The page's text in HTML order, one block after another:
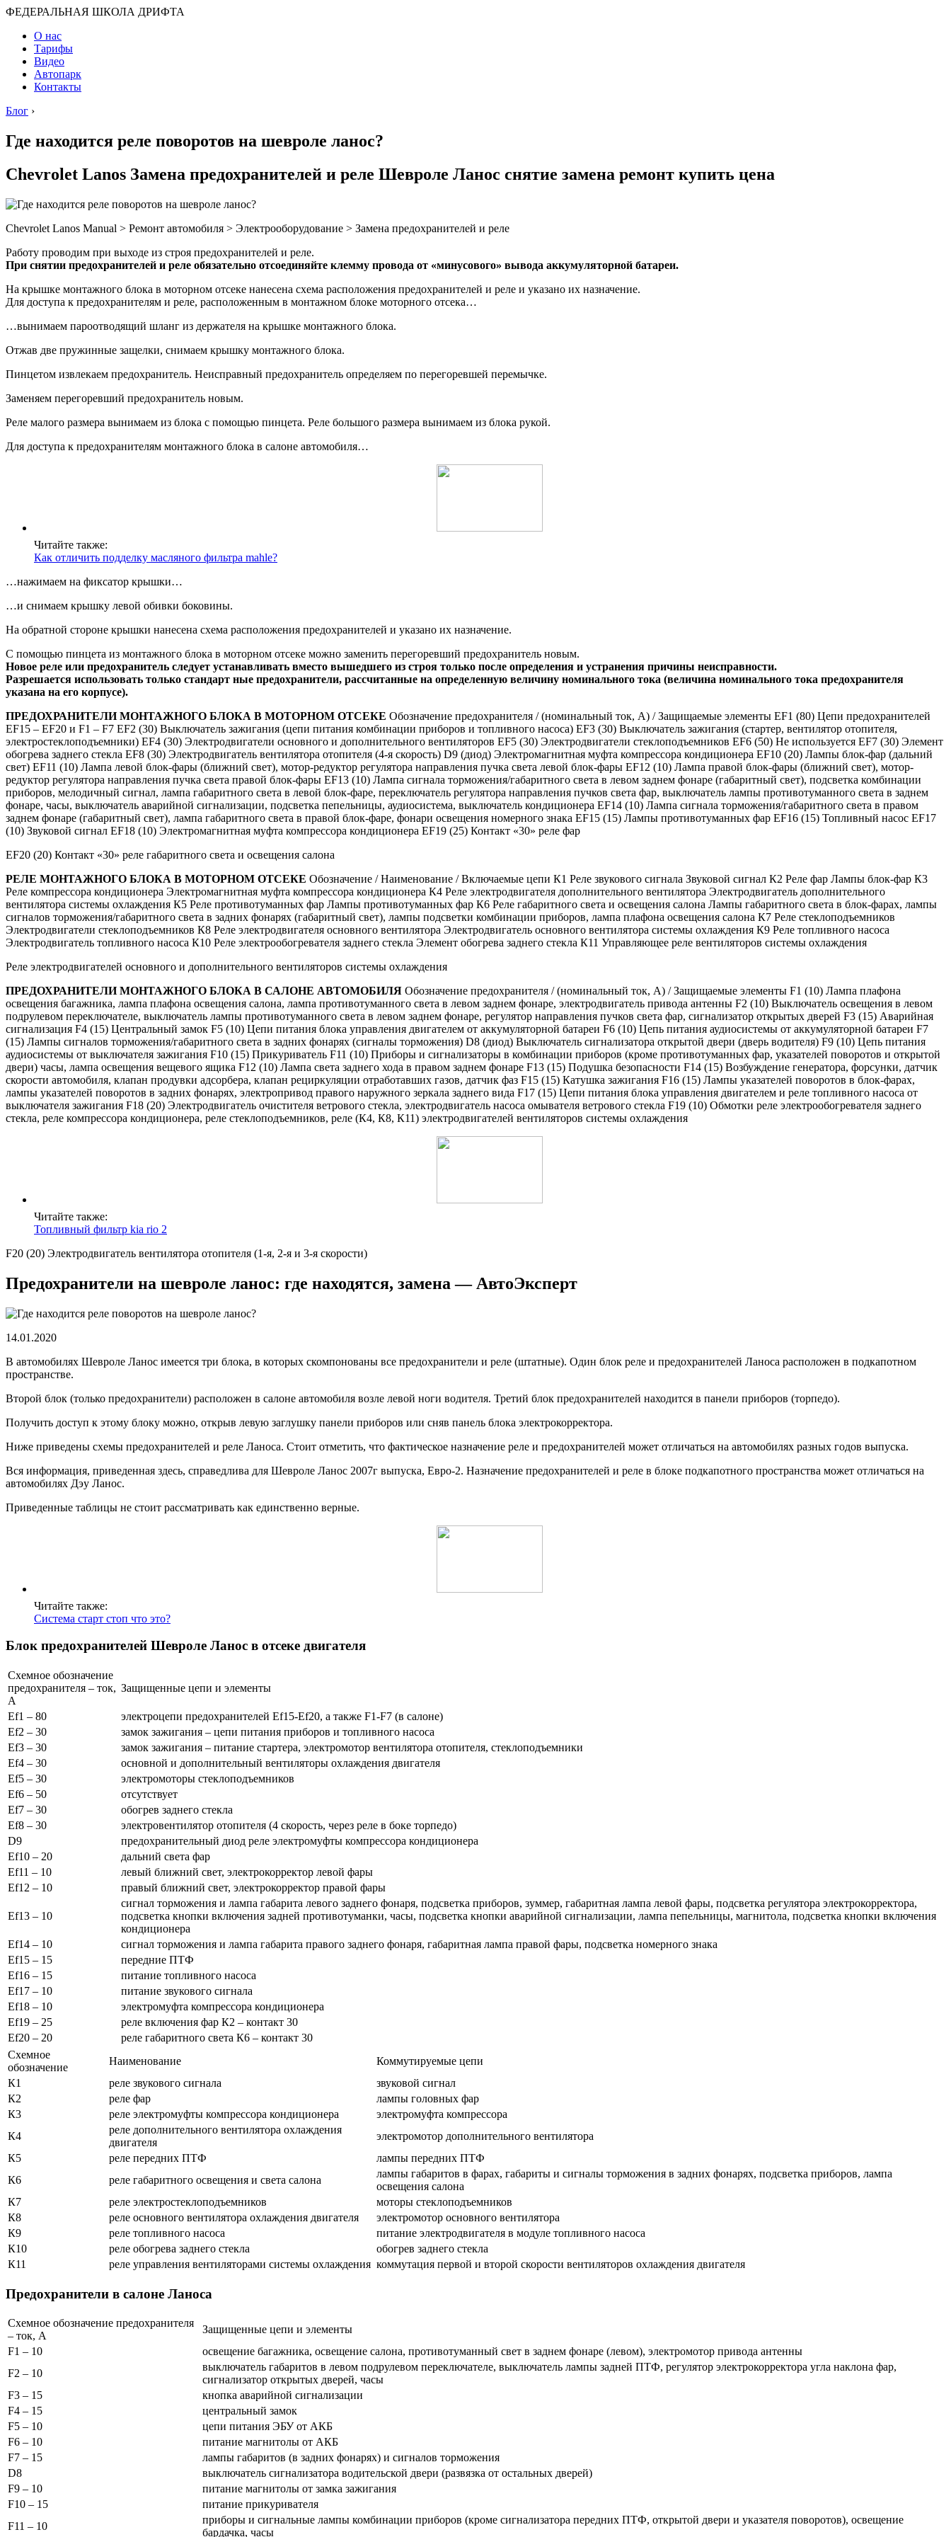
ФЕДЕРАЛЬНАЯ ШКОЛА ДРИФТА
О нас
Тарифы
Видео
Автопарк
Контакты
Блог ›
Где находится реле поворотов на шевроле ланос?
Chevrolet Lanos Замена предохранителей и реле Шевроле Ланос снятие замена ремонт купить цена
Chevrolet Lanos Manual > Ремонт автомобиля > Электрооборудование > Замена предохранителей и реле
Работу проводим при выходе из строя предохранителей и реле.
При снятии предохранителей и реле обязательно отсоединяйте клемму провода от «минусового» вывода аккумуляторной батареи.
На крышке монтажного блока в моторном отсеке нанесена схема расположения предохранителей и реле и указано их назначение.
Для доступа к предохранителям и реле, расположенным в монтажном блоке моторного отсека…
…вынимаем пароотводящий шланг из держателя на крышке монтажного блока.
Отжав две пружинные защелки, снимаем крышку монтажного блока.
Пинцетом извлекаем предохранитель. Неисправный предохранитель определяем по перегоревшей перемычке.
Заменяем перегоревший предохранитель новым.
Реле малого размера вынимаем из блока с помощью пинцета. Реле большого размера вынимаем из блока рукой.
Для доступа к предохранителям монтажного блока в салоне автомобиля…
Читайте также:
Как отличить подделку масляного фильтра mahle?
…нажимаем на фиксатор крышки…
…и снимаем крышку левой обивки боковины.
На обратной стороне крышки нанесена схема расположения предохранителей и указано их назначение.
С помощью пинцета из монтажного блока в моторном отсеке можно заменить перегоревший предохранитель новым.
Новое реле или предохранитель следует устанавливать вместо вышедшего из строя только после определения и устранения причины неисправности.
Разрешается использовать только стандарт ные предохранители, рассчитанные на определенную величину номинального тока (величина номинального тока предохранителя
указана на его корпусе).
ПРЕДОХРАНИТЕЛИ МОНТАЖНОГО БЛОКА В МОТОРНОМ ОТСЕКЕ Обозначение предохранителя / (номинальный ток, А) / Защищаемые элементы EF1 (80) Цепи предохранителей
EF15 – EF20 и F1 – F7 EF2 (30) Выключатель зажигания (цепи питания комбинации приборов и топливного насоса) EF3 (30) Выключатель зажигания (стартер, вентилятор отопителя,
электростеклоподъемники) EF4 (30) Электродвигатели основного и дополнительного вентиляторов EF5 (30) Электродвигатели стеклоподъемников EF6 (50) Не используется EF7 (30) Элемент
обогрева заднего стекла EF8 (30) Электродвигатель вентилятора отопителя (4-я скорость) D9 (диод) Электромагнитная муфта компрессора кондиционера EF10 (20) Лампы блок-фар (дальний
свет) EF11 (10) Лампа левой блок-фары (ближний свет), мотор-редуктор регулятора направления пучка света левой блок-фары EF12 (10) Лампа правой блок-фары (ближний свет), мотор-
редуктор регулятора направления пучка света правой блок-фары EF13 (10) Лампа сигнала торможения/габаритного света в левом заднем фонаре (габаритный свет), подсветка комбинации
приборов, мелодичный сигнал, лампа габаритного света в левой блок-фаре, переключатель регулятора направления пучков света фар, выключатель лампы противотуманного света в заднем
фонаре, часы, выключатель аварийной сигнализации, подсветка пепельницы, аудиосистема, выключатель кондиционера EF14 (10) Лампа сигнала торможения/габаритного света в правом
заднем фонаре (габаритный свет), лампа габаритного света в правой блок-фаре, фонари освещения номерного знака EF15 (15) Лампы противотуманных фар EF16 (15) Топливный насос EF17
(10) Звуковой сигнал EF18 (10) Электромагнитная муфта компрессора кондиционера EF19 (25) Контакт «30» реле фар
EF20 (20) Контакт «30» реле габаритного света и освещения салона
РЕЛЕ МОНТАЖНОГО БЛОКА В МОТОРНОМ ОТСЕКЕ Обозначение / Наименование / Включаемые цепи К1 Реле звукового сигнала Звуковой сигнал К2 Реле фар Лампы блок-фар К3
Реле компрессора кондиционера Электромагнитная муфта компрессора кондиционера К4 Реле электродвигателя дополнительного вентилятора Электродвигатель дополнительного
вентилятора системы охлаждения К5 Реле противотуманных фар Лампы противотуманных фар К6 Реле габаритного света и освещения салона Лампы габаритного света в блок-фарах, лампы
сигналов торможения/габаритного света в задних фонарях (габаритный свет), лампы подсветки комбинации приборов, лампа плафона освещения салона К7 Реле стеклоподъемников
Электродвигатели стеклоподъемников К8 Реле электродвигателя основного вентилятора Электродвигатель основного вентилятора системы охлаждения К9 Реле топливного насоса
Электродвигатель топливного насоса К10 Реле электрообогревателя заднего стекла Элемент обогрева заднего стекла К11 Управляющее реле вентиляторов системы охлаждения
Реле электродвигателей основного и дополнительного вентиляторов системы охлаждения
ПРЕДОХРАНИТЕЛИ МОНТАЖНОГО БЛОКА В САЛОНЕ АВТОМОБИЛЯ Обозначение предохранителя / (номинальный ток, А) / Защищаемые элементы F1 (10) Лампа плафона
освещения багажника, лампа плафона освещения салона, лампа противотуманного света в левом заднем фонаре, электродвигатель привода антенны F2 (10) Выключатель освещения в левом
подрулевом переключателе, выключатель лампы противотуманного света в левом заднем фонаре, регулятор направления пучков света фар, сигнализатор открытых дверей F3 (15) Аварийная
сигнализация F4 (15) Центральный замок F5 (10) Цепи питания блока управления двигателем от аккумуляторной батареи F6 (10) Цепь питания аудиосистемы от аккумуляторной батареи F7
(15) Лампы сигналов торможения/габаритного света в задних фонарях (сигналы торможения) D8 (диод) Выключатель сигнализатора открытой двери (дверь водителя) F9 (10) Цепь питания
аудиосистемы от выключателя зажигания F10 (15) Прикуриватель F11 (10) Приборы и сигнализаторы в комбинации приборов (кроме противотуманных фар, указателей поворотов и открытой
двери) часы, лампа освещения вещевого ящика F12 (10) Лампа света заднего хода в правом заднем фонаре F13 (15) Подушка безопасности F14 (15) Возбуждение генератора, форсунки, датчик
скорости автомобиля, клапан продувки адсорбера, клапан рециркуляции отработавших газов, датчик фаз F15 (15) Катушка зажигания F16 (15) Лампы указателей поворотов в блок-фарах,
лампы указателей поворотов в задних фонарях, электропривод правого наружного зеркала заднего вида F17 (15) Цепи питания блока управления двигателем и реле топливного насоса от
выключателя зажигания F18 (20) Электродвигатель очистителя ветрового стекла, электродвигатель насоса омывателя ветрового стекла F19 (10) Обмотки реле электрообогревателя заднего
стекла, реле компрессора кондиционера, реле стеклоподъемников, реле (К4, К8, К11) электродвигателей вентиляторов системы охлаждения
Читайте также:
Топливный фильтр kia rio 2
F20 (20) Электродвигатель вентилятора отопителя (1-я, 2-я и 3-я скорости)
Предохранители на шевроле ланос: где находятся, замена — АвтоЭксперт
14.01.2020
В автомобилях Шевроле Ланос имеется три блока, в которых скомпонованы все предохранители и реле (штатные). Один блок реле и предохранителей Ланоса расположен в подкапотном
пространстве.
Второй блок (только предохранители) расположен в салоне автомобиля возле левой ноги водителя. Третий блок предохранителей находится в панели приборов (торпедо).
Получить доступ к этому блоку можно, открыв левую заглушку панели приборов или сняв панель блока электрокорректора.
Ниже приведены схемы предохранителей и реле Ланоса. Стоит отметить, что фактическое назначение реле и предохранителей может отличаться на автомобилях разных годов выпуска.
Вся информация, приведенная здесь, справедлива для Шевроле Ланос 2007г выпуска, Евро-2. Назначение предохранителей и реле в блоке подкапотного пространства может отличаться на
автомобилях Дэу Ланос.
Приведенные таблицы не стоит рассматривать как единственно верные.
Читайте также:
Система старт стоп что это?
Блок предохранителей Шевроле Ланос в отсеке двигателя
Схемное обозначение
предохранителя – ток,
A
Защищенные цепи и элементы
Ef1 – 80
электроцепи предохранителей Ef15-Ef20, а также F1-F7 (в салоне)
Ef2 – 30
замок зажигания – цепи питания приборов и топливного насоса
Ef3 – 30
замок зажигания – питание стартера, электромотор вентилятора отопителя, стеклоподъемники
Ef4 – 30
основной и дополнительный вентиляторы охлаждения двигателя
Ef5 – 30
электромоторы стеклоподъемников
Ef6 – 50
отсутствует
Ef7 – 30
обогрев заднего стекла
Ef8 – 30
электровентилятор отопителя (4 скорость, через реле в боке торпедо)
D9
предохранительный диод реле электромуфты компрессора кондиционера
Ef10 – 20
дальний света фар
Ef11 – 10
левый ближний свет, электрокорректор левой фары
Ef12 – 10
правый ближний свет, электрокорректор правой фары
Ef13 – 10
сигнал торможения и лампа габарита левого заднего фонаря, подсветка приборов, зуммер, габаритная лампа левой фары, подсветка регулятора электрокорректора,
подсветка кнопки включения задней противотуманки, часы, подсветка кнопки аварийной сигнализации, лампа пепельницы, магнитола, подсветка кнопки включения
кондиционера
Ef14 – 10
сигнал торможения и лампа габарита правого заднего фонаря, габаритная лампа правой фары, подсветка номерного знака
Ef15 – 15
передние ПТФ
Ef16 – 15
питание топливного насоса
Ef17 – 10
питание звукового сигнала
Ef18 – 10
электромуфта компрессора кондиционера
Ef19 – 25
реле включения фар К2 – контакт 30
Ef20 – 20
реле габаритного света К6 – контакт 30
Схемное
обозначение
Наименование
Коммутируемые цепи
К1
реле звукового сигнала
звуковой сигнал
К2
реле фар
лампы головных фар
К3
реле электромуфты компрессора кондиционера
электромуфта компрессора
К4
реле дополнительного вентилятора охлаждения
двигателя
электромотор дополнительного вентилятора
К5
реле передних ПТФ
лампы передних ПТФ
К6
реле габаритного освещения и света салона
лампы габаритов в фарах, габариты и сигналы торможения в задних фонарях, подсветка приборов, лампа
освещения салона
К7
реле электростеклоподъемников
моторы стеклоподъемников
К8
реле основного вентилятора охлаждения двигателя
электромотор основного вентилятора
К9
реле топливного насоса
питание электродвигателя в модуле топливного насоса
К10
реле обогрева заднего стекла
обогрев заднего стекла
К11
реле управления вентиляторами системы охлаждения коммутация первой и второй скорости вентиляторов охлаждения двигателя
Предохранители в салоне Ланоса
Схемное обозначение предохранителя
– ток, A
Защищенные цепи и элементы
F1 – 10
освещение багажника, освещение салона, противотуманный свет в заднем фонаре (левом), электромотор привода антенны
F2 – 10
выключатель габаритов в левом подрулевом переключателе, выключатель лампы задней ПТФ, регулятор электрокорректора угла наклона фар,
сигнализатор открытых дверей, часы
F3 – 15
кнопка аварийной сигнализации
F4 – 15
центральный замок
F5 – 10
цепи питания ЭБУ от АКБ
F6 – 10
питание магнитолы от АКБ
F7 – 15
лампы габаритов (в задних фонарях) и сигналов торможения
D8
выключатель сигнализатора водительской двери (развязка от остальных дверей)
F9 – 10
питание магнитолы от замка зажигания
F10 – 15
питание прикуривателя
F11 – 10
приборы и сигнальные лампы комбинации приборов (кроме сигнализатора передних ПТФ, открытой двери и указателя поворотов), освещение
бардачка, часы